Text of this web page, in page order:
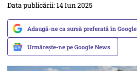
Data publicării: 14 Iun 2025
Adaugă-ne ca sursă preferată în Google
Urmărește-ne pe Google News